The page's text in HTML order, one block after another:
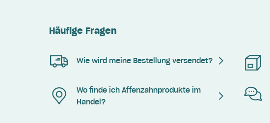
Häufige Fragen
Wie wird meine Bestellung versendet?
Wo finde ich Affenzahnprodukte im
Handel?